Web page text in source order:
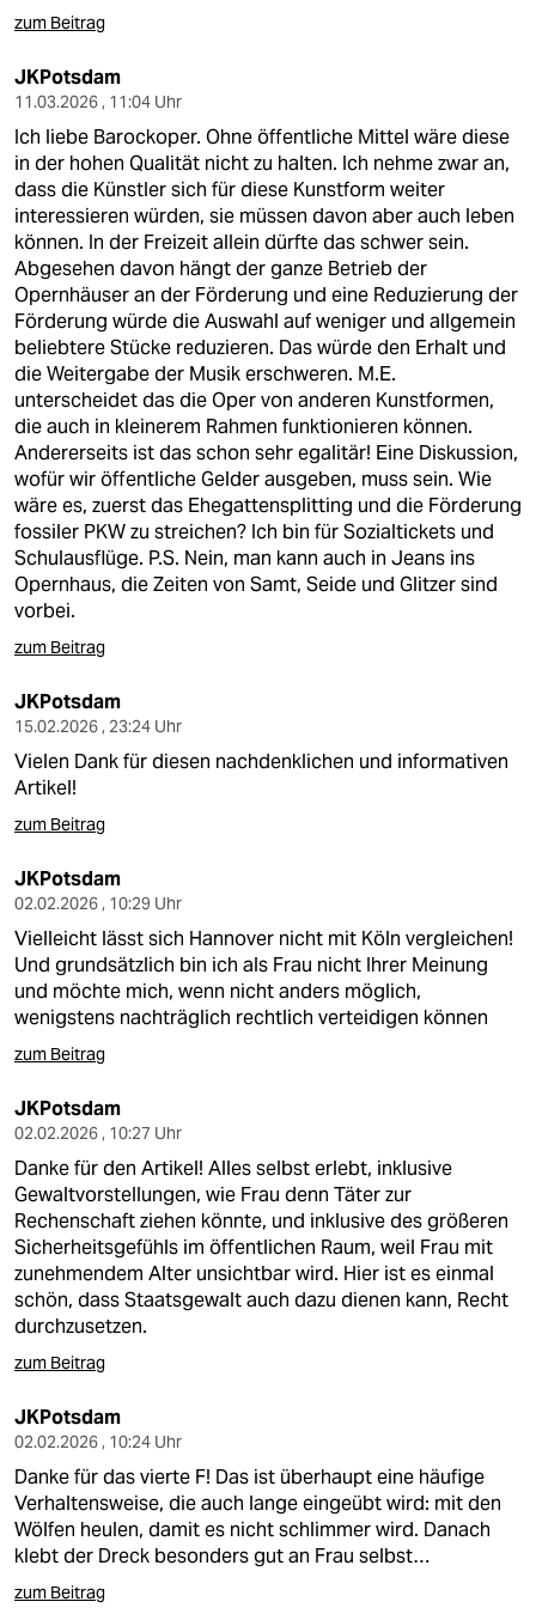
zum Beitrag
JKPotsdam
11.03.2026 , 11:04 Uhr
Ich liebe Barockoper. Ohne öffentliche Mittel wäre diese
in der hohen Qualität nicht zu halten. Ich nehme zwar an,
dass die Künstler sich für diese Kunstform weiter
interessieren würden, sie müssen davon aber auch leben
können. In der Freizeit allein dürfte das schwer sein.
Abgesehen davon hängt der ganze Betrieb der
Opernhäuser an der Förderung und eine Reduzierung der
Förderung würde die Auswahl auf weniger und allgemein
beliebtere Stücke reduzieren. Das würde den Erhalt und
die Weitergabe der Musik erschweren. M.E.
unterscheidet das die Oper von anderen Kunstformen,
die auch in kleinerem Rahmen funktionieren können.
Andererseits ist das schon sehr egalitär! Eine Diskussion,
wofür wir öffentliche Gelder ausgeben, muss sein. Wie
wäre es, zuerst das Ehegattensplitting und die Förderung
fossiler PKW zu streichen? Ich bin für Sozialtickets und
Schulausflüge. P.S. Nein, man kann auch in Jeans ins
Opernhaus, die Zeiten von Samt, Seide und Glitzer sind
vorbei.
zum Beitrag
JKPotsdam
15.02.2026 , 23:24 Uhr
Vielen Dank für diesen nachdenklichen und informativen
Artikel!
zum Beitrag
JKPotsdam
02.02.2026 , 10:29 Uhr
Vielleicht lässt sich Hannover nicht mit Köln vergleichen!
Und grundsätzlich bin ich als Frau nicht Ihrer Meinung
und möchte mich, wenn nicht anders möglich,
wenigstens nachträglich rechtlich verteidigen können
zum Beitrag
JKPotsdam
02.02.2026 , 10:27 Uhr
Danke für den Artikel! Alles selbst erlebt, inklusive
Gewaltvorstellungen, wie Frau denn Täter zur
Rechenschaft ziehen könnte, und inklusive des größeren
Sicherheitsgefühls im öffentlichen Raum, weil Frau mit
zunehmendem Alter unsichtbar wird. Hier ist es einmal
schön, dass Staatsgewalt auch dazu dienen kann, Recht
durchzusetzen.
zum Beitrag
JKPotsdam
02.02.2026 , 10:24 Uhr
Danke für das vierte F! Das ist überhaupt eine häufige
Verhaltensweise, die auch lange eingeübt wird: mit den
Wölfen heulen, damit es nicht schlimmer wird. Danach
klebt der Dreck besonders gut an Frau selbst…
zum Beitrag